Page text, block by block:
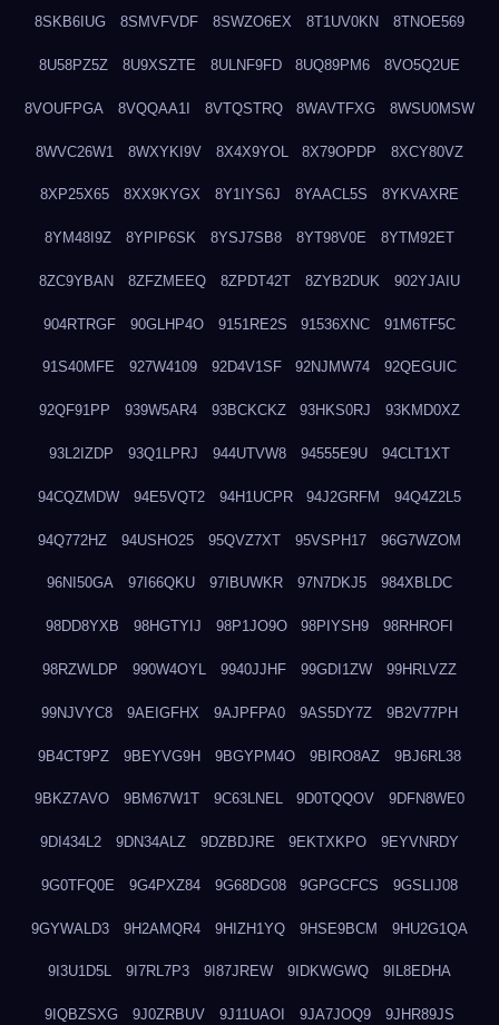
8SKB6IUG 8SMVFVDF 8SWZO6EX 8T1UV0KN 8TNOE569
8U58PZ5Z 8U9XSZTE 8ULNF9FD 8UQ89PM6 8VO5Q2UE
8VOUFPGA 8VQQAA1I 8VTQSTRQ 8WAVTFXG 8WSU0MSW
8WVC26W1 8WXYKI9V 8X4X9YOL 8X79OPDP 8XCY80VZ
8XP25X65 8XX9KYGX 8Y1IYS6J 8YAACL5S 8YKVAXRE
8YM48I9Z 8YPIP6SK 8YSJ7SB8 8YT98V0E 8YTM92ET
8ZC9YBAN 8ZFZMEEQ 8ZPDT42T 8ZYB2DUK 902YJAIU
904RTRGF 90GLHP4O 9151RE2S 91536XNC 91M6TF5C
91S40MFE 927W4109 92D4V1SF 92NJMW74 92QEGUIC
92QF91PP 939W5AR4 93BCKCKZ 93HKS0RJ 93KMD0XZ
93L2IZDP 93Q1LPRJ 944UTVW8 94555E9U 94CLT1XT
94CQZMDW 94E5VQT2 94H1UCPR 94J2GRFM 94Q4Z2L5
94Q772HZ 94USHO25 95QVZ7XT 95VSPH17 96G7WZOM
96NI50GA 97I66QKU 97IBUWKR 97N7DKJ5 984XBLDC
98DD8YXB 98HGTYIJ 98P1JO9O 98PIYSH9 98RHROFI
98RZWLDP 990W4OYL 9940JJHF 99GDI1ZW 99HRLVZZ
99NJVYC8 9AEIGFHX 9AJPFPA0 9AS5DY7Z 9B2V77PH
9B4CT9PZ 9BEYVG9H 9BGYPM4O 9BIRO8AZ 9BJ6RL38
9BKZ7AVO 9BM67W1T 9C63LNEL 9D0TQQOV 9DFN8WE0
9DI434L2 9DN34ALZ 9DZBDJRE 9EKTXKPO 9EYVNRDY
9G0TFQ0E 9G4PXZ84 9G68DG08 9GPGCFCS 9GSLIJ08
9GYWALD3 9H2AMQR4 9HIZH1YQ 9HSE9BCM 9HU2G1QA
9I3U1D5L 9I7RL7P3 9I87JREW 9IDKWGWQ 9IL8EDHA
9IQBZSXG 9J0ZRBUV 9J11UAOI 9JA7JOQ9 9JHR89JS